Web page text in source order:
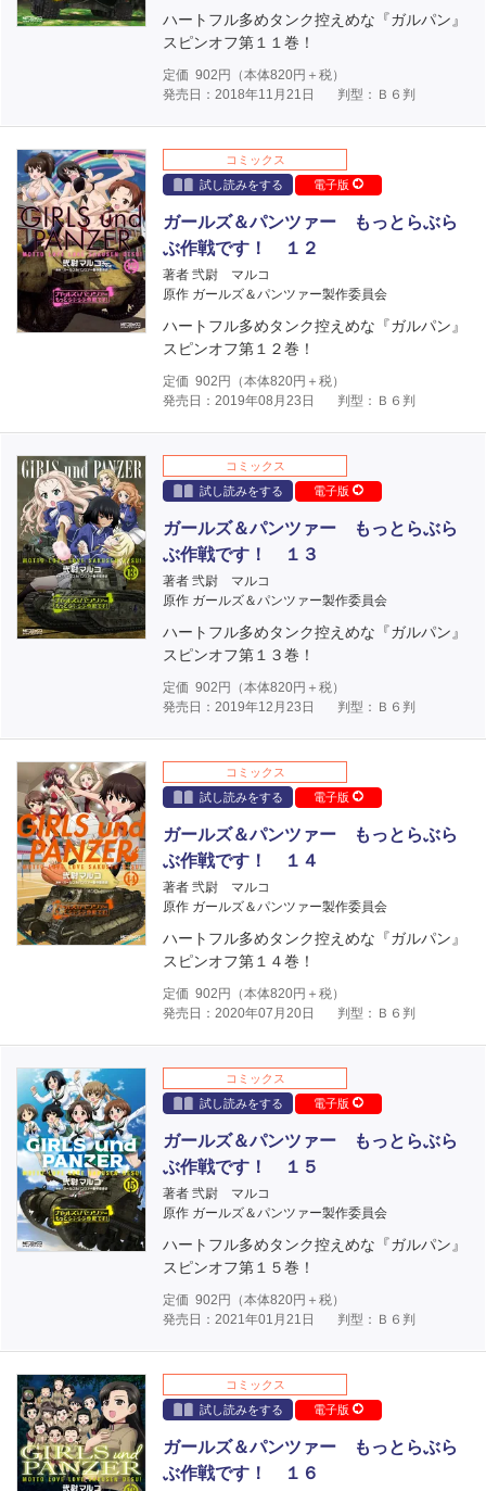
ハートフル多めタンク控えめな『ガルパン』
スピンオフ第１１巻！
定価 902 円（本体820円＋税）
発売日：2018年11月21日
判型：Ｂ６判
コミックス
試し読みをする
電子版
ガールズ＆パンツァー もっとらぶら
ぶ作戦です！ １２
著者 弐尉 マルコ
原作 ガールズ＆パンツァー製作委員会
ハートフル多めタンク控えめな『ガルパン』
スピンオフ第１２巻！
定価 902 円（本体820円＋税）
発売日：2019年08月23日
判型：Ｂ６判
コミックス
試し読みをする
電子版
ガールズ＆パンツァー もっとらぶら
ぶ作戦です！ １３
著者 弐尉 マルコ
原作 ガールズ＆パンツァー製作委員会
ハートフル多めタンク控えめな『ガルパン』
スピンオフ第１３巻！
定価 902 円（本体820円＋税）
発売日：2019年12月23日
判型：Ｂ６判
コミックス
試し読みをする
電子版
ガールズ＆パンツァー もっとらぶら
ぶ作戦です！ １４
著者 弐尉 マルコ
原作 ガールズ＆パンツァー製作委員会
ハートフル多めタンク控えめな『ガルパン』
スピンオフ第１４巻！
定価 902 円（本体820円＋税）
発売日：2020年07月20日
判型：Ｂ６判
コミックス
試し読みをする
電子版
ガールズ＆パンツァー もっとらぶら
ぶ作戦です！ １５
著者 弐尉 マルコ
原作 ガールズ＆パンツァー製作委員会
ハートフル多めタンク控えめな『ガルパン』
スピンオフ第１５巻！
定価 902 円（本体820円＋税）
発売日：2021年01月21日
判型：Ｂ６判
コミックス
試し読みをする
電子版
ガールズ＆パンツァー もっとらぶら
ぶ作戦です！ １６